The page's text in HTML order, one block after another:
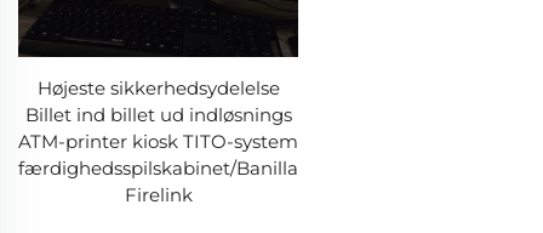
Højeste sikkerhedsydelelse
Billet ind billet ud indløsnings
ATM-printer kiosk TITO-system
færdighedsspilskabinet/Banilla
Firelink